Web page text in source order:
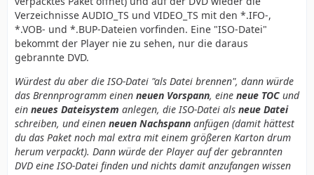
Verzeichnisse AUDIO_TS und VIDEO_TS mit den *.IFO-,
*.VOB- und *.BUP-Dateien vorfinden. Eine "ISO-Datei"
bekommt der Player nie zu sehen, nur die daraus
gebrannte DVD.
Würdest du aber die ISO-Datei "als Datei brennen", dann würde
das Brennprogramm einen neuen Vorspann, eine neue TOC und
ein neues Dateisystem anlegen, die ISO-Datei als neue Datei
schreiben, und einen neuen Nachspann anfügen (damit hättest
du das Paket noch mal extra mit einem größeren Karton drum
herum verpackt). Dann würde der Player auf der gebrannten
DVD eine ISO-Datei finden und nichts damit anzufangen wissen